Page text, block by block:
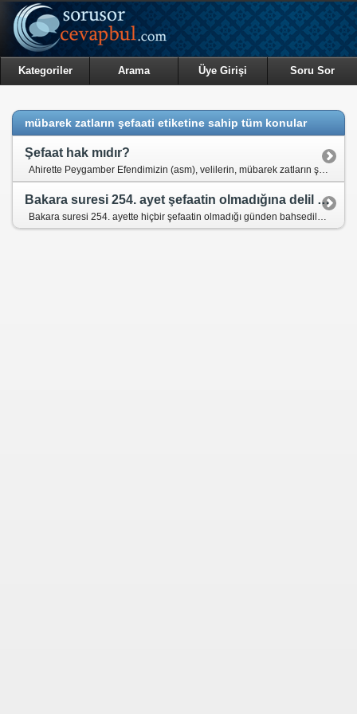
Kategoriler Arama Üye Girişi Soru Sor
mübarek zatların şefaati etiketine sahip tüm konular
Şefaat hak mıdır?
Ahirette Peygamber Efendimizin (asm), velilerin, mübarek zatların şefaati olacak mı?
Bakara suresi 254. ayet şefaatin olmadığına delil midir?